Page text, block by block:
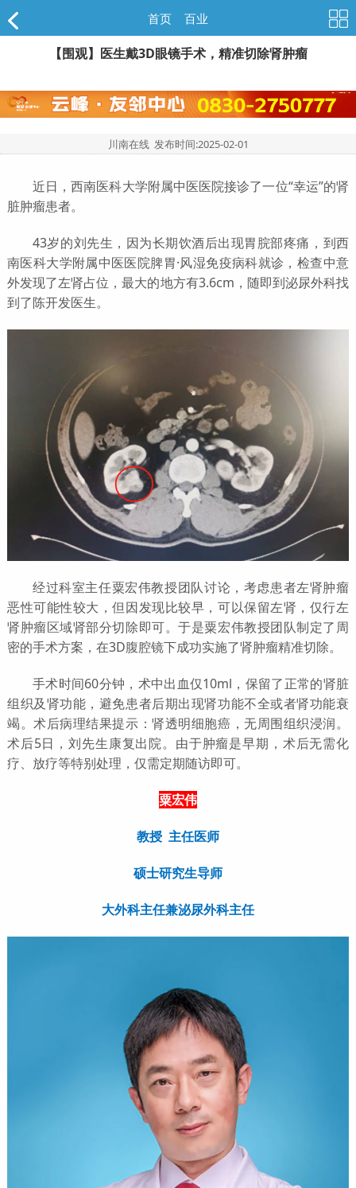
首页 百业
【围观】医生戴3D眼镜手术，精准切除肾肿瘤
川南在线 发布时间:2025-02-01
近日，西南医科大学附属中医医院接诊了一位“幸运”的肾
脏肿瘤患者。
43岁的刘先生，因为长期饮酒后出现胃脘部疼痛，到西
南医科大学附属中医医院脾胃·风湿免疫病科就诊，检查中意
外发现了左肾占位，最大的地方有3.6cm，随即到泌尿外科找
到了陈开发医生。
经过科室主任粟宏伟教授团队讨论，考虑患者左肾肿瘤
恶性可能性较大，但因发现比较早，可以保留左肾，仅行左
肾肿瘤区域肾部分切除即可。于是粟宏伟教授团队制定了周
密的手术方案，在3D腹腔镜下成功实施了肾肿瘤精准切除。
手术时间60分钟，术中出血仅10ml，保留了正常的肾脏
组织及肾功能，避免患者后期出现肾功能不全或者肾功能衰
竭。术后病理结果提示：肾透明细胞癌，无周围组织浸润。
术后5日，刘先生康复出院。由于肿瘤是早期，术后无需化
疗、放疗等特别处理，仅需定期随访即可。
粟宏伟
教授 主任医师
硕士研究生导师
大外科主任兼泌尿外科主任